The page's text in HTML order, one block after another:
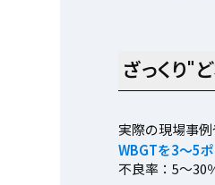
ざっくり"
実際の現場事
WBGTを3〜5
不良率：5〜30